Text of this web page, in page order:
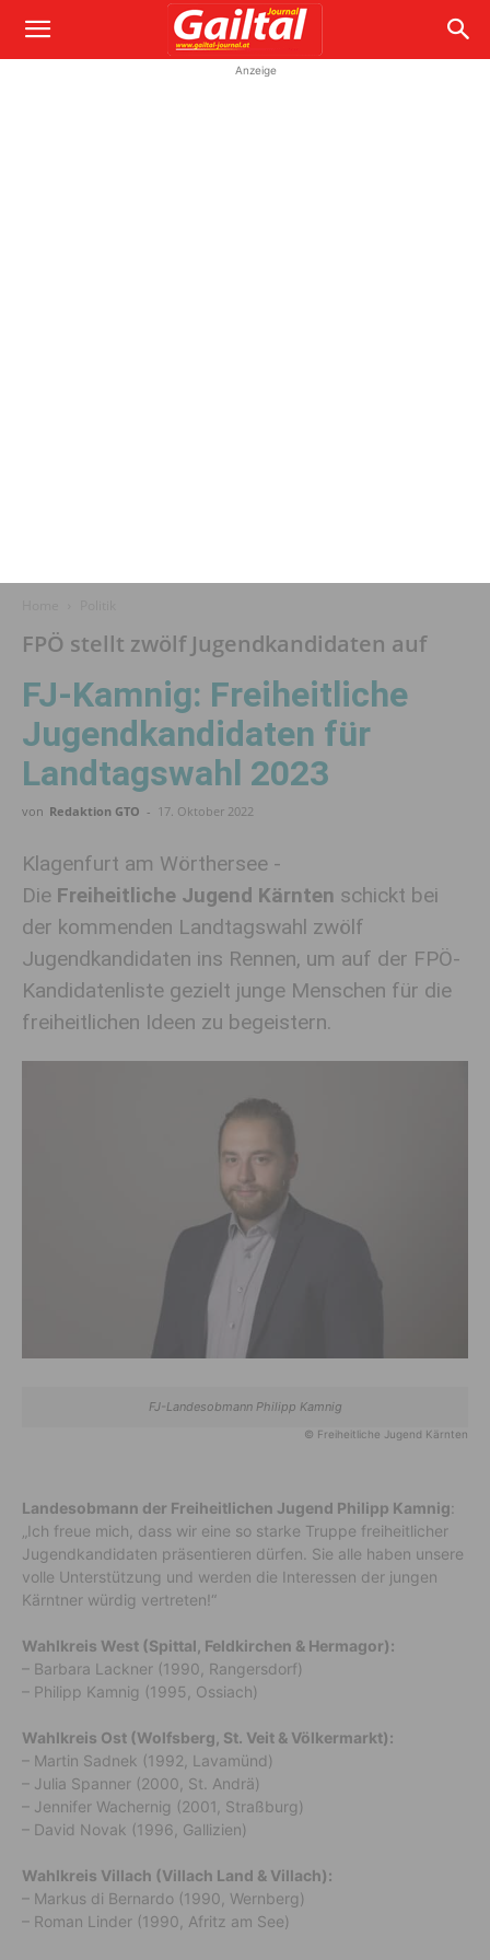
Anzeige
FPÖ stellt zwölf Jugendkandidaten auf
FJ-Kamnig: Freiheitliche
Jugendkandidaten für
Landtagswahl 2023
von Redaktion GTO - 17. Oktober 2022
Klagenfurt am Wörthersee -
Die Freiheitliche Jugend Kärnten schickt bei
der kommenden Landtagswahl zwölf
Jugendkandidaten ins Rennen, um auf der FPÖ-
Kandidatenliste gezielt junge Menschen für die
freiheitlichen Ideen zu begeistern.
FJ-Landesobmann Philipp Kamnig
© Freiheitliche Jugend Kärnten
Landesobmann der Freiheitlichen Jugend Philipp Kamnig:
„Ich freue mich, dass wir eine so starke Truppe freiheitlicher
Jugendkandidaten präsentieren dürfen. Sie alle haben unsere
volle Unterstützung und werden die Interessen der jungen
Kärntner würdig vertreten!“
Wahlkreis West (Spittal, Feldkirchen & Hermagor):
– Barbara Lackner (1990, Rangersdorf)
– Philipp Kamnig (1995, Ossiach)
Wahlkreis Ost (Wolfsberg, St. Veit & Völkermarkt):
– Martin Sadnek (1992, Lavamünd)
– Julia Spanner (2000, St. Andrä)
– Jennifer Wachernig (2001, Straßburg)
– David Novak (1996, Gallizien)
Wahlkreis Villach (Villach Land & Villach):
– Markus di Bernardo (1990, Wernberg)
– Roman Linder (1990, Afritz am See)